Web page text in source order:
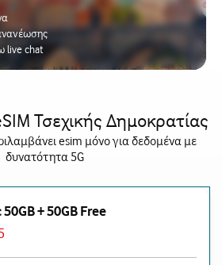
live chat
Τσεχικής Δημοκρατίας
esim μόνο για δεδομένα με
δυνατότητα 5G
+ 50GB Free